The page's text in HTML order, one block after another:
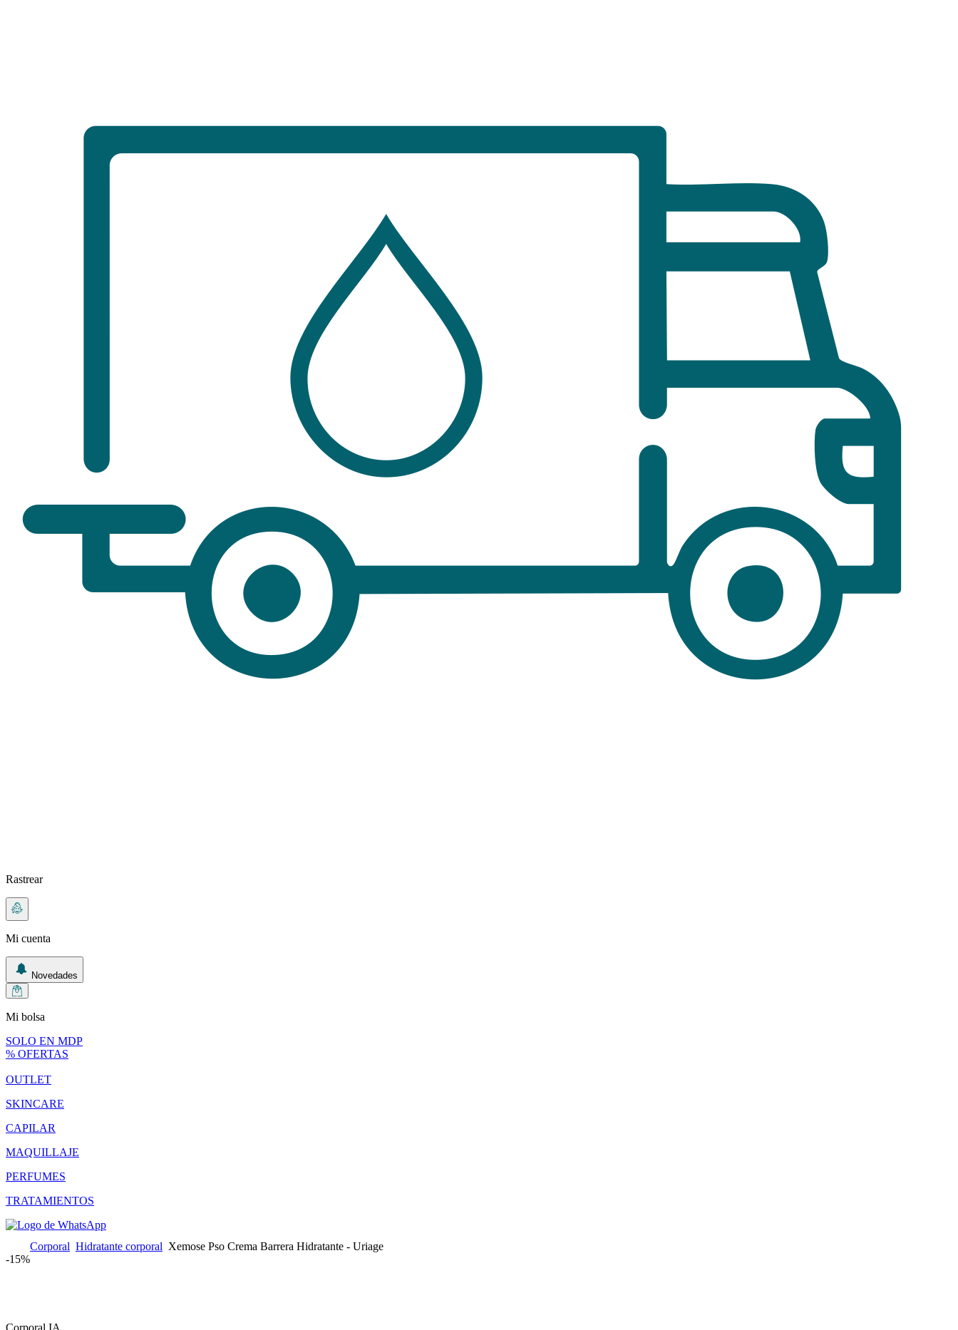
Rastrear
Mi cuenta
Novedades
Mi bolsa
SOLO EN MDP
% OFERTAS
OUTLET
SKINCARE
CAPILAR
MAQUILLAJE
PERFUMES
TRATAMIENTOS
Corporal Hidratante corporal Xemose Pso Crema Barrera Hidratante - Uriage
-15%
Corporal IA